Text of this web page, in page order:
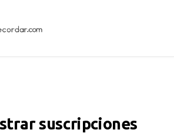
suscripciones